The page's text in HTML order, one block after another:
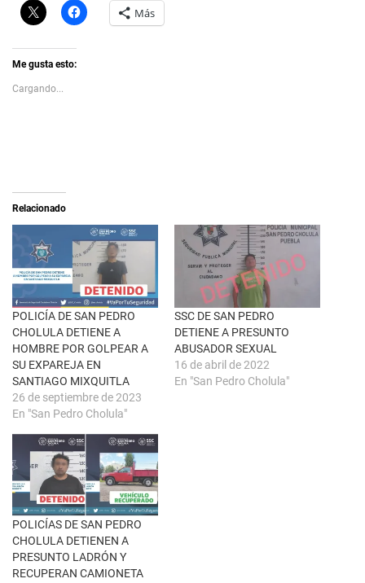
C
l
k
t
s
h
e
b
r
e
n
u
n
a
v
e
n
t
a
n
a
n
u
v
a
)
H
a
e
F
a
c
e
b
o
o
k
(
S
e
b
r
e
e
n
u
n
a
v
e
n
t
a
n
a
n
u
e
v
a
Más
Me gusta esto:
Cargando...
Relacionado
POLICÍA DE SAN PEDRO
CHOLULA DETIENE A
HOMBRE POR GOLPEAR A
SU EXPAREJA EN
SANTIAGO MIXQUITLA
26 de septiembre de 2023
En "San Pedro Cholula"
SSC DE SAN PEDRO
DETIENE A PRESUNTO
ABUSADOR SEXUAL
16 de abril de 2022
En "San Pedro Cholula"
POLICÍAS DE SAN PEDRO
CHOLULA DETIENEN A
PRESUNTO LADRÓN Y
RECUPERAN CAMIONETA